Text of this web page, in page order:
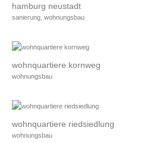
hamburg neustadt
sanierung, wohnungsbau
wohnquartiere kornweg
wohnungsbau
wohnquartiere riedsiedlung
wohnungsbau